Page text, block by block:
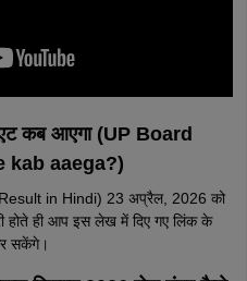
कब आएगा (UP Board
kab aaega?)
Result in Hindi) 23 अप्रैल, 2026 को
होते ही आप इस लेख में दिए गए लिंक के
सकेंगे।